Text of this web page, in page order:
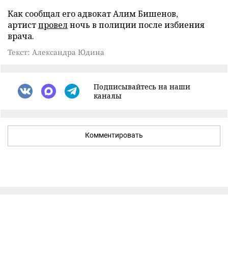
Как сообщал его адвокат Алим Бишенов,
артистпровелночь в полиции после избиения
врача.
Текст: Александра Юдина
Подписывайтесь на наши
каналы
Комментировать